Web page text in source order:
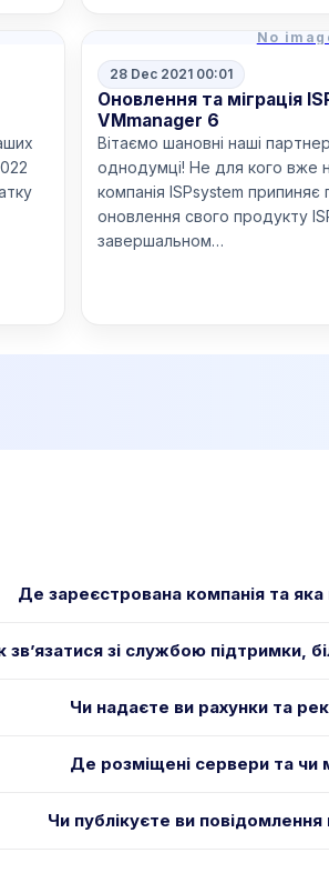
No
28 Dec 2021 00:01
Оновлення та міграція
VMmanager 6
Вітаємо шановні наші
однодумці! Не для кого вже
компанія ISPsystem припиняє
оновлення свого продукту
завершальном…
Де зареєстрована компанія та
зв’язатися зі службою підтримки,
Чи надаєте ви рахунки та
Де розміщені сервери та
Чи публікуєте ви